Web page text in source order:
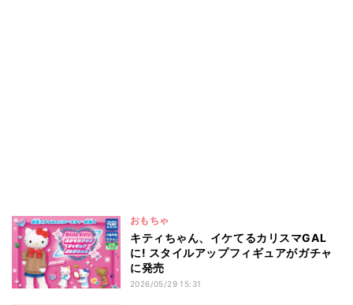
おもちゃ
キティちゃん、イケてるカリスマGAL
に! スタイルアップフィギュアがガチャ
に発売
2026/05/29 15:31